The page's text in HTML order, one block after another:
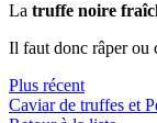
La truffe noire
Il faut donc râper ou
Plus récent
Caviar de truffes et